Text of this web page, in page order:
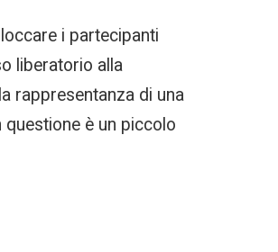
i partecipanti
liberatorio alla
rappresentanza di una
è un piccolo